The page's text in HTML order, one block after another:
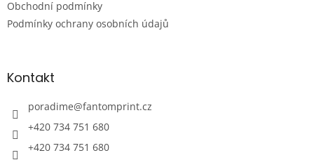
Obchodní podmínky
Podmínky ochrany osobních údajů
Kontakt
poradime@fantomprint.cz
+420 734 751 680
+420 734 751 680